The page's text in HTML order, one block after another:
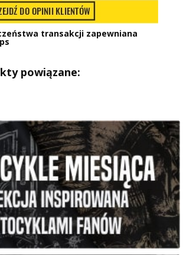
transakcji zapewniana
powiązane: